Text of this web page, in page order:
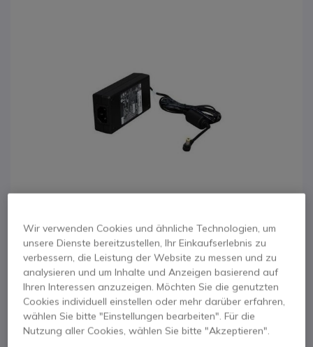
Netzteil für Cisco 88
& 99er Reihe
Zum Anfang der Bildgalerie springen
Wir verwenden Cookies und ähnliche Technologien, um
unsere Dienste bereitzustellen, Ihr Einkaufserlebnis zu
verbessern, die Leistung der Website zu messen und zu
analysieren und um Inhalte und Anzeigen basierend auf
Ihren Interessen anzuzeigen. Möchten Sie die genutzten
Cookies individuell einstellen oder mehr darüber erfahren,
wählen Sie bitte "Einstellungen bearbeiten". Für die
Nutzung aller Cookies, wählen Sie bitte "Akzeptieren".